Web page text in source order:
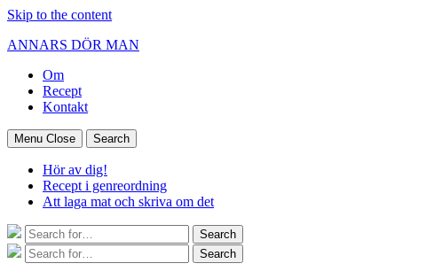
Skip to the content
ANNARS DÖR MAN
Om
Recept
Kontakt
Menu Close Search
Hör av dig!
Recept i genreordning
Att laga mat och skriva om det
Search
for:
Search
Search
for:
Search